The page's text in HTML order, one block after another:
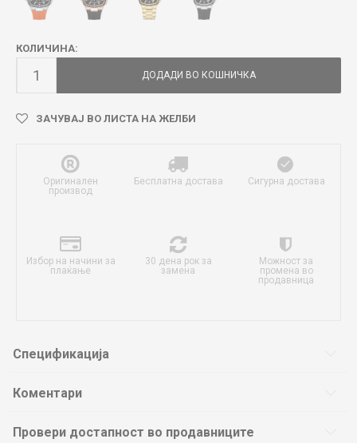
КОЛИЧИНА:
ДОДАДИ ВО КОШНИЧКА
ЗАЧУВАЈ ВО ЛИСТА НА ЖЕЛБИ
Оригинален
производ
Бесплатна достава Сигурна достава
Избор на начини за
плаќање
30 дена рок за
замена
Можност за
промена во
продавница
Спецификација
Коментари
Провери достапност во продавниците